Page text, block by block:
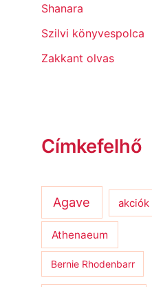
Shanara
Szilvi könyvespolca
Zakkant olvas
Címkefelhő
Agave akciók
Athenaeum
Bernie Rhodenbarr